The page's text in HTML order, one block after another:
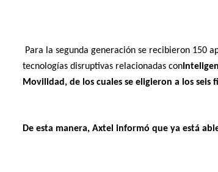
Para la segunda generación se recibieron 150
tecnologías disruptivas relacionadas con
Movilidad, de los cuales se eligieron a los seis
De esta manera, Axtel informó que ya está